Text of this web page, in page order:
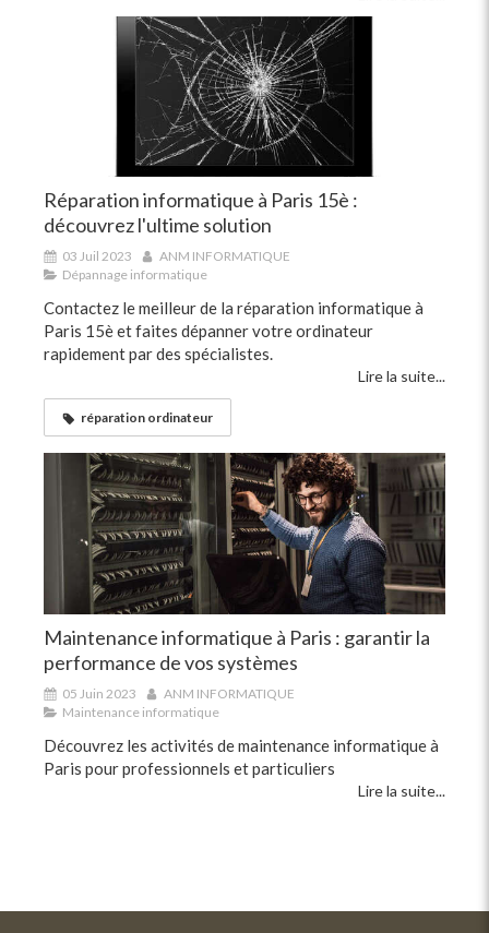
Réparation informatique à Paris 15è :
découvrez l'ultime solution
03 Juil 2023
ANM INFORMATIQUE
Dépannage informatique
Contactez le meilleur de la réparation informatique à
Paris 15è et faites dépanner votre ordinateur
rapidement par des spécialistes.
Lire la suite...
réparation ordinateur
Maintenance informatique à Paris : garantir la
performance de vos systèmes
05 Juin 2023
ANM INFORMATIQUE
Maintenance informatique
Découvrez les activités de maintenance informatique à
Paris pour professionnels et particuliers
Lire la suite...